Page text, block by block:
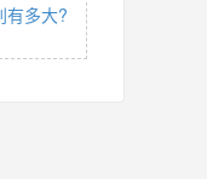
有多大?